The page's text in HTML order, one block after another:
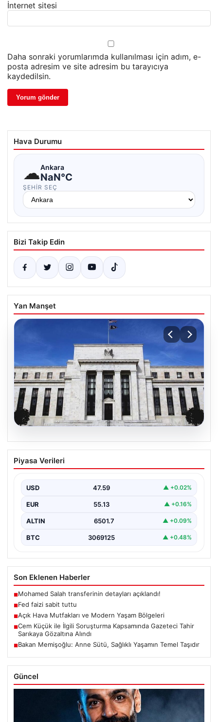
İnternet sitesi
Daha sonraki yorumlarımda kullanılması için adım, e-
posta adresim ve site adresim bu tarayıcıya
kaydedilsin.
Hava Durumu
☁Ankara
NaN°C
ŞEHIR SEÇ
Bizi Takip Edin
Yan Manşet
Fed faizi sabit tuttu
Piyasa Verileri
USD 47.59 ▲ +0.02%
EUR 55.13 ▲ +0.16%
ALTIN 6501.7 ▲ +0.09%
BTC 3069125 ▲ +0.48%
Son Eklenen Haberler
■Mohamed Salah transferinin detayları açıklandı!
■Fed faizi sabit tuttu
■Açık Hava Mutfakları ve Modern Yaşam Bölgeleri
■Cem Küçük ile İlgili Soruşturma Kapsamında Gazeteci Tahir
Sarıkaya Gözaltına Alındı
■Bakan Memişoğlu: Anne Sütü, Sağlıklı Yaşamın Temel Taşıdır
Güncel